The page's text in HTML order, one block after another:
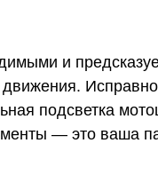
и
подсветка
— это ваша